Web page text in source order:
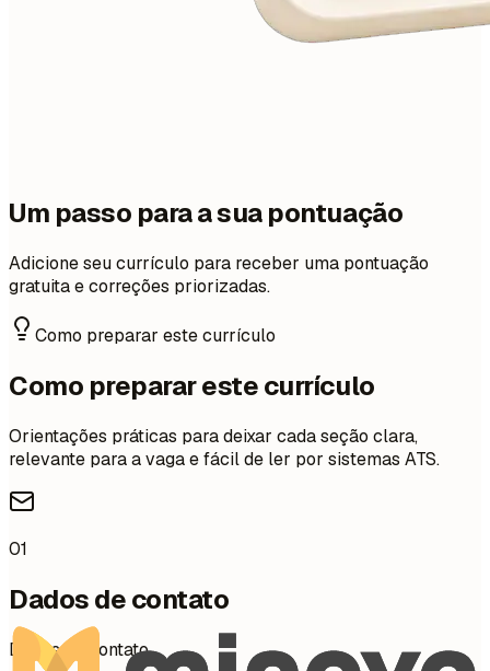
Um passo para a sua pontuação
Adicione seu currículo para receber uma pontuação
gratuita e correções priorizadas.
Como preparar este currículo
Como preparar este currículo
Orientações práticas para deixar cada seção clara,
relevante para a vaga e fácil de ler por sistemas ATS.
01
Dados de contato
Dados de contato